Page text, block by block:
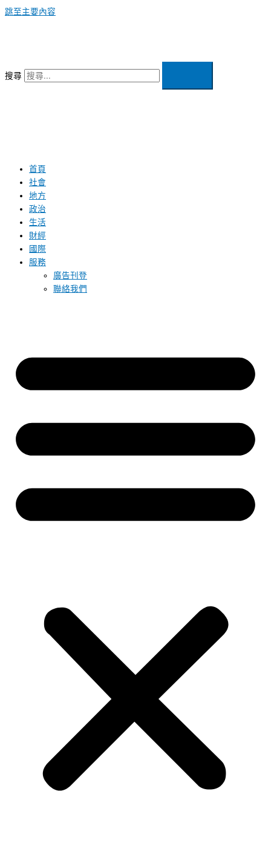
跳至主要內容
搜尋
首頁
社會
地方
政治
生活
財經
國際
服務
廣告刊登
聯絡我們